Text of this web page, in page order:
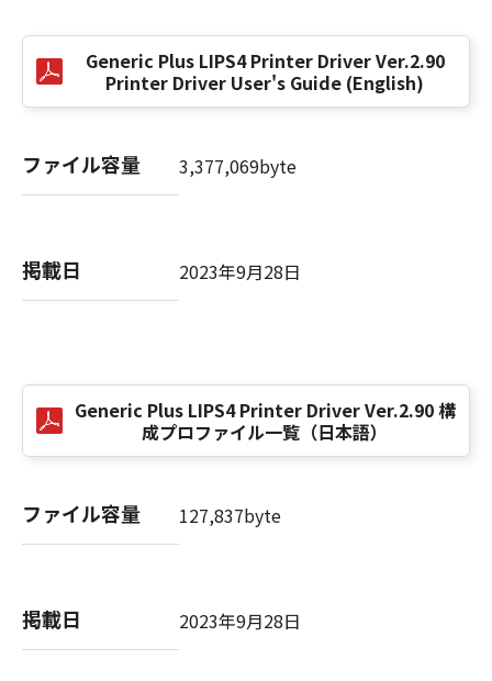
した場合、本契約書は直ちに終了します。
(4) お客様は、上記(3)によって本契約書が終了
した場合、速やかに、「本ソフトウェア」およ
のとします。
(5) 上記にかかわらず、本契約書第2条、第4条
から第7条まで、第8条第4項および第10条の規
９．U.S. GOVERNMENT RESTRICTED RIGHTS
NOTICE
府エンドユーザーである場合、以下の規定が適
用されます：The SOFTWARE is a "commercial
item," as that term is defined at 48 C.F.R.
computer software documentation," as such
terms are used in 48 C.F.R. 12.212 (Sept 1995).
all U.S. Government End Users shall acquire
the SOFTWARE with only those rights set
Generic Plus LIPS4 Printer Driver Ver.2.90
Printer Driver User's Guide (English)
ファイル容量 3,377,069byte
掲載日 2023年9月28日
Generic Plus LIPS4 Printer Driver Ver.2.90 構
成プロファイル一覧（日本語）
ファイル容量 127,837byte
掲載日 2023年9月28日